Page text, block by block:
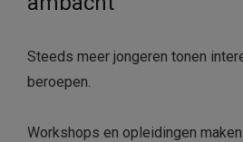
Steeds meer jongeren tonen
beroepen.
Workshops en opleidingen